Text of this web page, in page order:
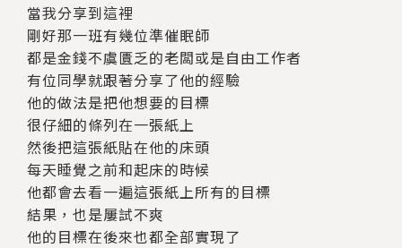
當我分享到這裡
剛好那一班有幾位準催眠師
都是金錢不虞匱乏的老闆或是自由工作者
有位同學就跟著分享了他的經驗
他的做法是把他想要的目標
很仔細的條列在一張紙上
然後把這張紙貼在他的床頭
每天睡覺之前和起床的時候
他都會去看一遍這張紙上所有的目標
結果，也是屢試不爽
他的目標在後來也都全部實現了